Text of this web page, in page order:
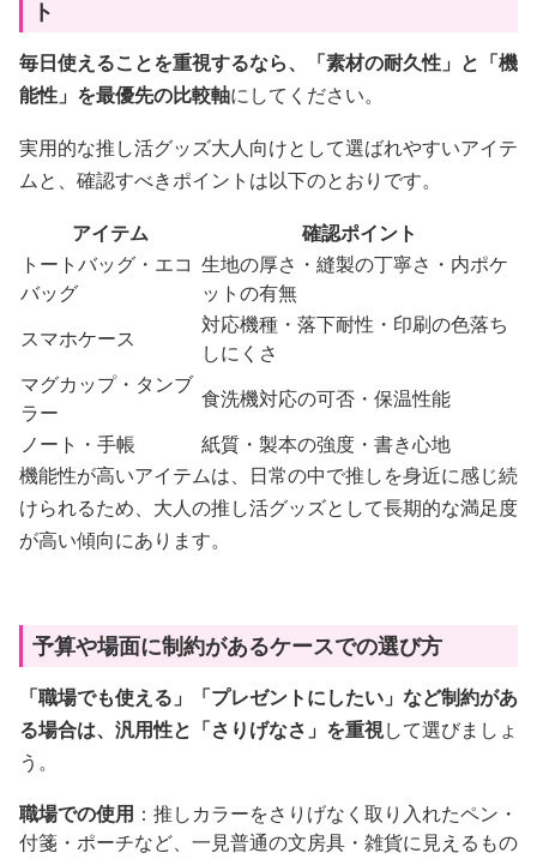
ト
毎日使えることを重視するなら、「素材の耐久性」と「機
能性」を最優先の比較軸にしてください。
実用的な推し活グッズ大人向けとして選ばれやすいアイテ
ムと、確認すべきポイントは以下のとおりです。
アイテム
確認ポイント
トートバッグ・エコ
バッグ
生地の厚さ・縫製の丁寧さ・内ポケ
ットの有無
スマホケース
対応機種・落下耐性・印刷の色落ち
しにくさ
マグカップ・タンブ
ラー
食洗機対応の可否・保温性能
ノート・手帳
紙質・製本の強度・書き心地
機能性が高いアイテムは、日常の中で推しを身近に感じ続
けられるため、大人の推し活グッズとして長期的な満足度
が高い傾向にあります。
予算や場面に制約があるケースでの選び方
「職場でも使える」「プレゼントにしたい」など制約があ
る場合は、汎用性と「さりげなさ」を重視して選びましょ
う。
職場での使用 ：推しカラーをさりげなく取り入れたペン・
付箋・ポーチなど、一見普通の文房具・雑貨に見えるもの